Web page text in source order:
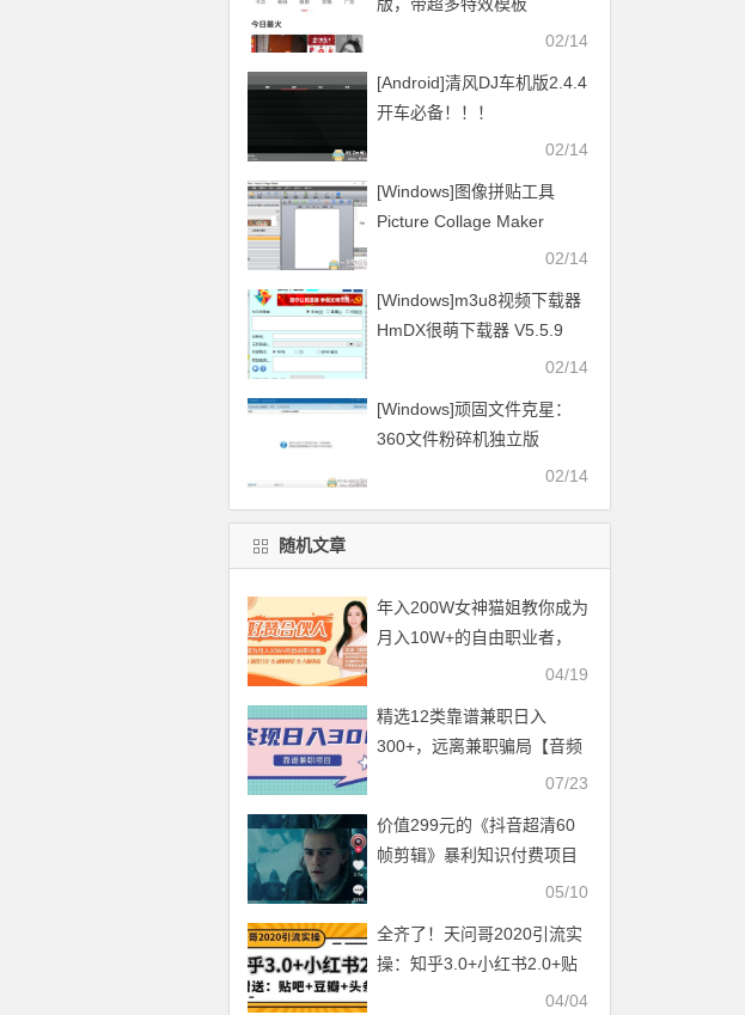
02/14
[Android]清风DJ车机版2.4.4
开车必备！！！
02/14
[Windows]图像拼贴工具
Picture Collage Maker
02/14
[Windows]m3u8视频下载器
HmDX很萌下载器 V5.5.9
02/14
[Windows]顽固文件克星：
360文件粉碎机独立版
02/14
随机文章
年入200W女神猫姐教你成为
月入10W+的自由职业者，
好赞合伙人【视频教程】04/19
精选12类靠谱兼职日入
300+，远离兼职骗局【音频
07/23
价值299元的《抖音超清60
帧剪辑》暴利知识付费项目
05/10
全齐了！天问哥2020引流实
操：知乎3.0+小红书2.0+贴
吧、豆瓣、头条引流，价值
04/04